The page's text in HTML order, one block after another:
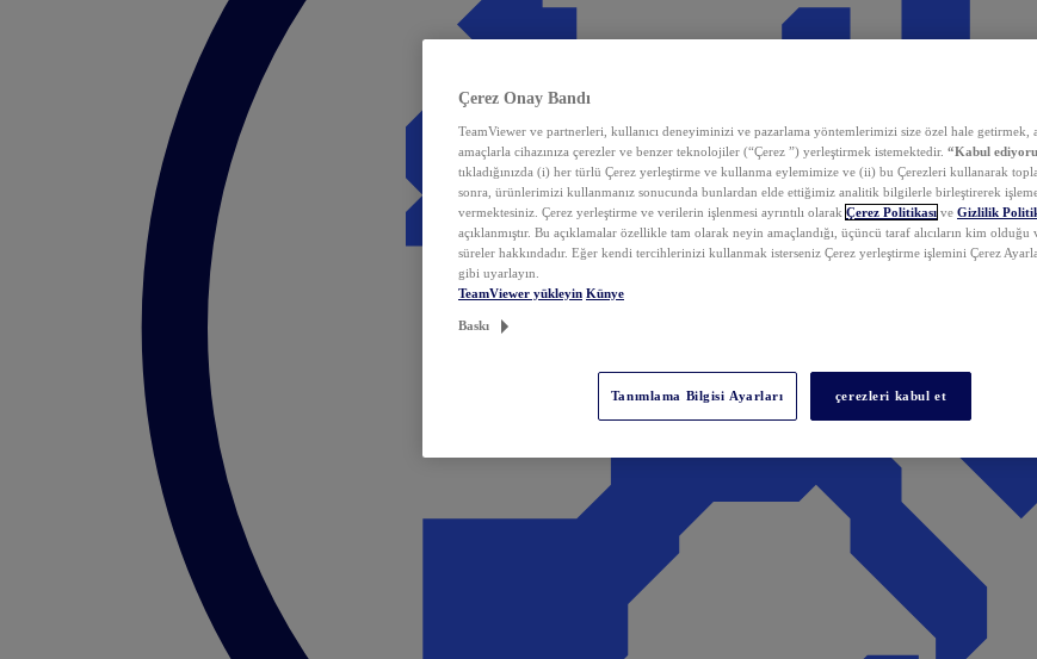
Çerez Onay Bandı
TeamViewer ve partnerleri, kullanıcı deneyiminizi ve pazarlama yöntemlerimizi size özel hale getirmek,
amaçlarla cihazınıza çerezler ve benzer teknolojiler (“Çerez ”) yerleştirmek istemektedir. “Kabul
tıkladığınızda (i) her türlü Çerez yerleştirme ve kullanma eylemimize ve (ii) bu Çerezleri kullanarak
sonra, ürünlerimizi kullanmanız sonucunda bunlardan elde ettiğimiz analitik bilgilerle birleştirerek
vermektesiniz. Çerez yerleştirme ve verilerin işlenmesi ayrıntılı olarak Çerez Politikası ve Gizlilik
açıklanmıştır. Bu açıklamalar özellikle tam olarak neyin amaçlandığı, üçüncü taraf alıcıların kim olduğu
süreler hakkındadır. Eğer kendi tercihlerinizi kullanmak isterseniz Çerez yerleştirme işlemini Çerez
gibi uyarlayın.
TeamViewer yükleyin Künye
Baskı
Tanımlama Bilgisi Ayarları çerezleri kabul et